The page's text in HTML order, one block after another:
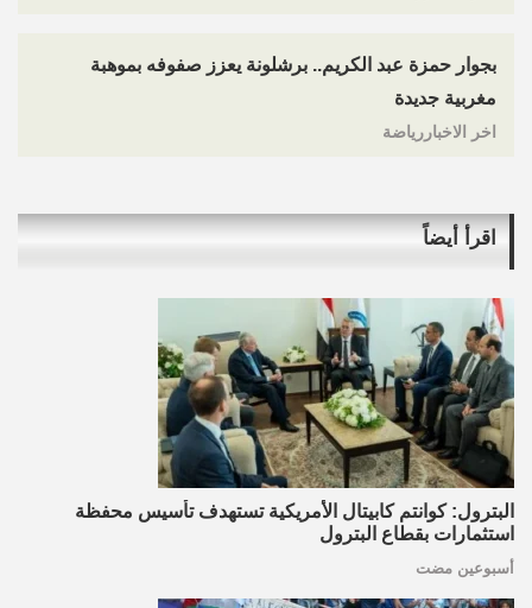
بجوار حمزة عبد الكريم.. برشلونة يعزز صفوفه بموهبة
مغربية جديدة
اخر الاخباررياضة
اقرأ أيضاً
البترول: كوانتم كابيتال الأمريكية تستهدف تأسيس محفظة
استثمارات بقطاع البترول
أسبوعين مضت